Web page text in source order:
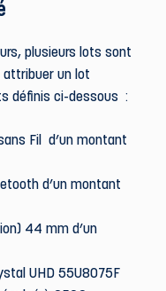
plusieurs lots sont
attribuer un lot
définis ci-dessous :
Fil d’un montant
d’un montant
44 mm d’un
UHD 55U8075F